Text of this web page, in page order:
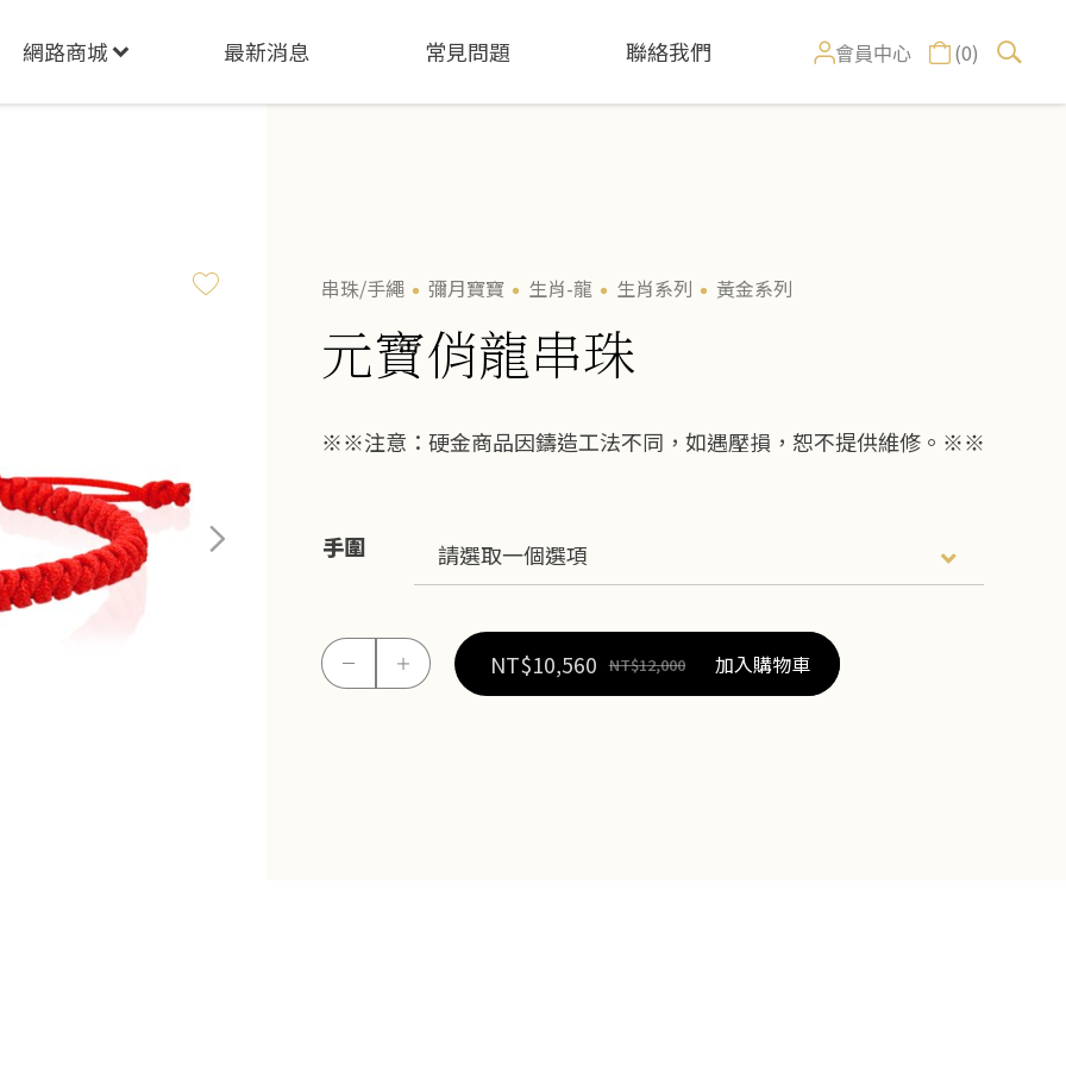
網路商城 最新消息 常見問題 聯絡我們 會員中心 (0)
串珠/手繩 彌月寶寶 生肖-龍 生肖系列 黃金系列
元寶俏龍串珠
※※注意：硬金商品因鑄造工法不同，如遇壓損，恕不提供維修。※※
手圍
－
寶
＋ NT$10,560 NT$12,000 加入購物車